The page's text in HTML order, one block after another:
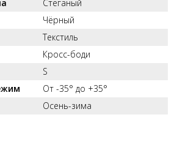
Стеганый
Чёрный
Текстиль
Кросс-боди
S
От -35° до +35°
Осень-зима